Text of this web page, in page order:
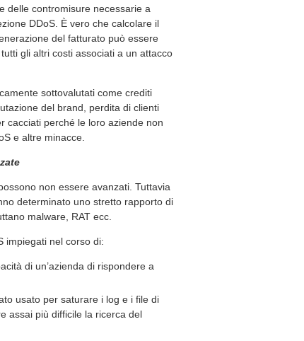
delle contromisure necessarie a
DDoS. È vero che calcolare il
del fatturato può essere
gli altri costi associati a un attacco
sottovalutati come crediti
del brand, perdita di clienti
cacciati perché le loro aziende non
e altre minacce.
non essere avanzati. Tuttavia
determinato uno stretto rapporto di
malware, RAT ecc.
impiegati nel corso di:
di un’azienda di rispondere a
usato per saturare i log e i file di
assai più difficile la ricerca del